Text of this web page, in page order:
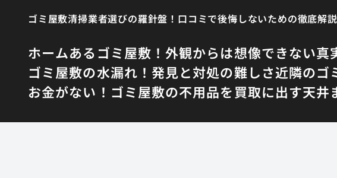
ゴミ屋敷清掃業者選びの羅針盤！口コミで後悔しないための徹底解説
ホームあるゴミ屋敷！外観からは想像できない真
ゴミ屋敷の水漏れ！発見と対処の難しさ近隣のゴ
お金がない！ゴミ屋敷の不用品を買取に出す天井